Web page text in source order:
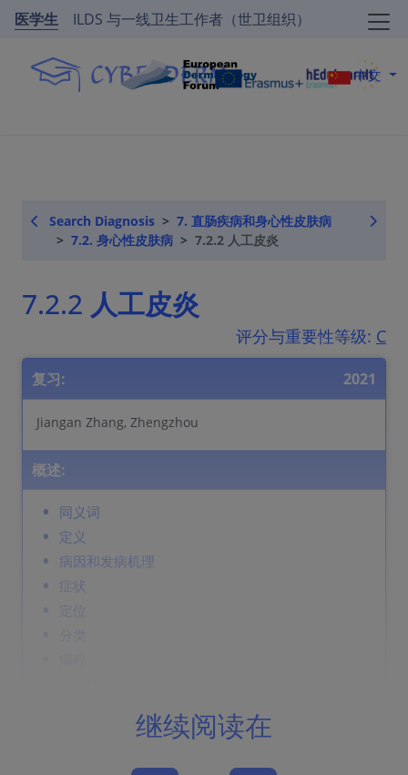
医学生 ILDS 与一线卫生工作者（世卫组织）
中文
Search Diagnosis
7. 直肠疾病和身心性皮肤病
7.2. 身心性皮肤病
7.2.2 人工皮炎
7.2.2 人工皮炎
评分与重要性等级: C
复习: 2021
Jiangan Zhang, Zhengzhou
概述:
同义词
定义
病因和发病机理
症状
继续阅读在